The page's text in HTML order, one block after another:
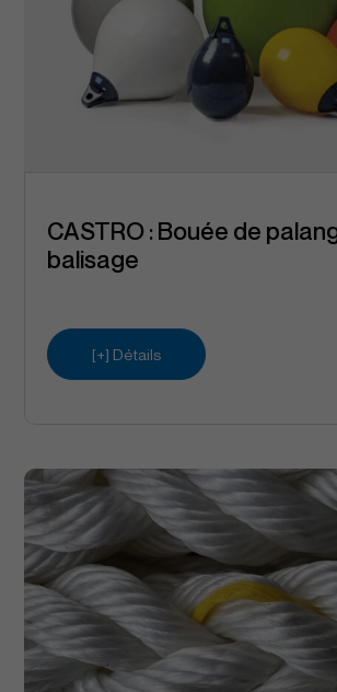
CASTRO : Bouée de
balisage
[+] Détails